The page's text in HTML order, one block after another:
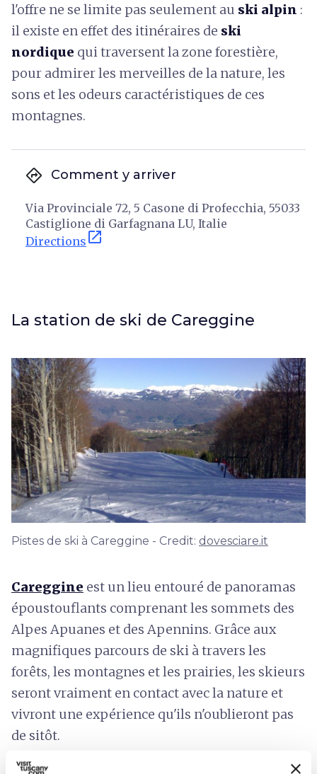
l'offre ne se limite pas seulement au ski alpin :
il existe en effet des itinéraires de ski
nordique qui traversent la zone forestière,
pour admirer les merveilles de la nature, les
sons et les odeurs caractéristiques de ces
montagnes.
directions Comment y arriver
Via Provinciale 72, 5 Casone di Profecchia, 55033
Castiglione di Garfagnana LU, Italie
Directions open_in_new
La station de ski de Careggine
Pistes de ski à Careggine - Credit: dovesciare.it
Careggine est un lieu entouré de panoramas
époustouflants comprenant les sommets des
Alpes Apuanes et des Apennins. Grâce aux
magnifiques parcours de ski à travers les
forêts, les montagnes et les prairies, les skieurs
seront vraiment en contact avec la nature et
vivront une expérience qu'ils n'oublieront pas
de sitôt.
À Formica il y a
pour un total de